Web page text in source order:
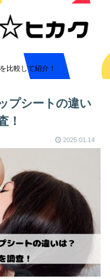
比較して紹介！
プシートの違い
！
2025.01.14